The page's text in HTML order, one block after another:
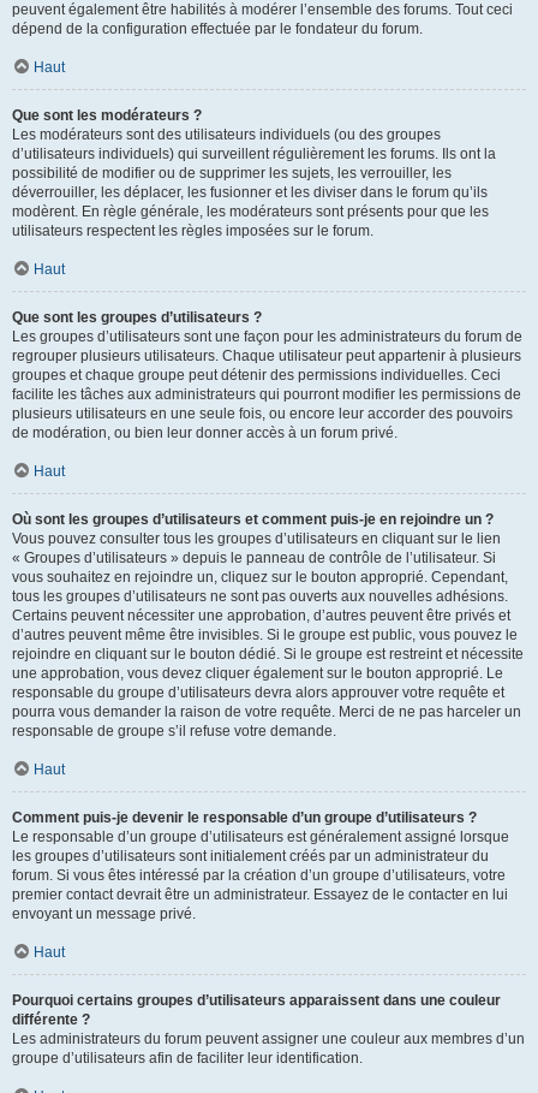
peuvent également être habilités à modérer l’ensemble des forums. Tout ceci
dépend de la configuration effectuée par le fondateur du forum.
Haut
Que sont les modérateurs ?
Les modérateurs sont des utilisateurs individuels (ou des groupes
d’utilisateurs individuels) qui surveillent régulièrement les forums. Ils ont la
possibilité de modifier ou de supprimer les sujets, les verrouiller, les
déverrouiller, les déplacer, les fusionner et les diviser dans le forum qu’ils
modèrent. En règle générale, les modérateurs sont présents pour que les
utilisateurs respectent les règles imposées sur le forum.
Haut
Que sont les groupes d’utilisateurs ?
Les groupes d’utilisateurs sont une façon pour les administrateurs du forum de
regrouper plusieurs utilisateurs. Chaque utilisateur peut appartenir à plusieurs
groupes et chaque groupe peut détenir des permissions individuelles. Ceci
facilite les tâches aux administrateurs qui pourront modifier les permissions de
plusieurs utilisateurs en une seule fois, ou encore leur accorder des pouvoirs
de modération, ou bien leur donner accès à un forum privé.
Haut
Où sont les groupes d’utilisateurs et comment puis-je en rejoindre un ?
Vous pouvez consulter tous les groupes d’utilisateurs en cliquant sur le lien
« Groupes d’utilisateurs » depuis le panneau de contrôle de l’utilisateur. Si
vous souhaitez en rejoindre un, cliquez sur le bouton approprié. Cependant,
tous les groupes d’utilisateurs ne sont pas ouverts aux nouvelles adhésions.
Certains peuvent nécessiter une approbation, d’autres peuvent être privés et
d’autres peuvent même être invisibles. Si le groupe est public, vous pouvez le
rejoindre en cliquant sur le bouton dédié. Si le groupe est restreint et nécessite
une approbation, vous devez cliquer également sur le bouton approprié. Le
responsable du groupe d’utilisateurs devra alors approuver votre requête et
pourra vous demander la raison de votre requête. Merci de ne pas harceler un
responsable de groupe s’il refuse votre demande.
Haut
Comment puis-je devenir le responsable d’un groupe d’utilisateurs ?
Le responsable d’un groupe d’utilisateurs est généralement assigné lorsque
les groupes d’utilisateurs sont initialement créés par un administrateur du
forum. Si vous êtes intéressé par la création d’un groupe d’utilisateurs, votre
premier contact devrait être un administrateur. Essayez de le contacter en lui
envoyant un message privé.
Haut
Pourquoi certains groupes d’utilisateurs apparaissent dans une couleur
différente ?
Les administrateurs du forum peuvent assigner une couleur aux membres d’un
groupe d’utilisateurs afin de faciliter leur identification.